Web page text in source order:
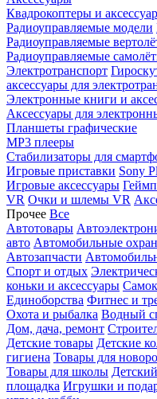
Квадрокоптеры и
Радиоуправляемые модели
Радиоуправляемые
Радиоуправляемые
Электротранспорт
аксессуары для
Электронные книги и
Аксессуары для
Планшеты графические
MP3 плееры
Стабилизаторы для
Игровые приставки Sony
Игровые аксессуары
VR Очки и шлемы VR
Прочее Все
Автотовары
авто Автомобильные
Автозапчасти
Спорт и отдых
коньки и аксессуары
Единоборства Фитнес и
Охота и рыбалка Водный
Дом, дача, ремонт
Детские товары Детские
гигиена Товары для
Товары для школы
площадка Игрушки и